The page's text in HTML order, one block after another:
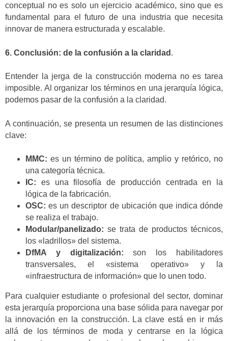
conceptual no es solo un ejercicio académico, sino que es
fundamental para el futuro de una industria que necesita
innovar de manera estructurada y escalable.
6. Conclusión: de la confusión a la claridad .
Entender la jerga de la construcción moderna no es tarea
imposible. Al organizar los términos en una jerarquía lógica,
podemos pasar de la confusión a la claridad.
A continuación, se presenta un resumen de las distinciones
clave:
MMC: es un término de política, amplio y retórico, no
una categoría técnica.
IC: es una filosofía de producción centrada en la
lógica de la fabricación.
OSC: es un descriptor de ubicación que indica dónde
se realiza el trabajo.
Modular/panelizado: se trata de productos técnicos,
los «ladrillos» del sistema.
DfMA y digitalización: son los habilitadores
transversales, el «sistema operativo» y la
«infraestructura de información» que lo unen todo.
Para cualquier estudiante o profesional del sector, dominar
esta jerarquía proporciona una base sólida para navegar por
la innovación en la construcción. La clave está en ir más
allá de los términos de moda y centrarse en la lógica